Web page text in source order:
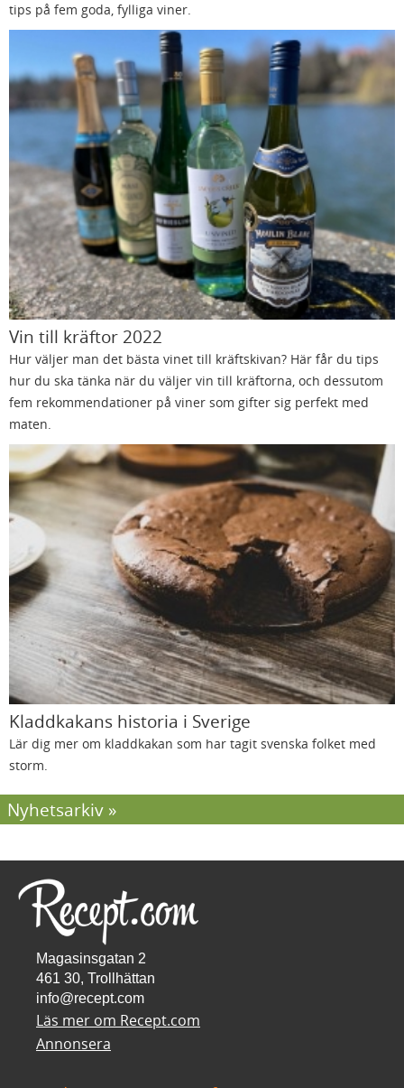
tips på fem goda, fylliga viner.
Vin till kräftor 2022
Hur väljer man det bästa vinet till kräftskivan? Här får du tips
hur du ska tänka när du väljer vin till kräftorna, och dessutom
fem rekommendationer på viner som gifter sig perfekt med
maten.
Kladdkakans historia i Sverige
Lär dig mer om kladdkakan som har tagit svenska folket med
storm.
Nyhetsarkiv
Magasinsgatan 2
461 30, Trollhättan
info@recept.com
Läs mer om Recept.com
Annonsera